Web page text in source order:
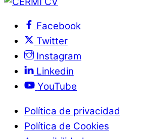
Facebook
Twitter
Instagram
Linkedin
YouTube
Política de privacidad
Política de Cookies